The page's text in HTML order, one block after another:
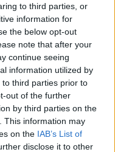
to third parties, or
information for
the below opt-out
note that after your
continue seeing
information utilized by
third parties prior to
out of the further
by third parties on the
This information may
on the IAB’s List of
disclose it to other
2 δισ. ευρώ ανοίγει
Ελλάδος:
της ΔΕΗ για την
στην πολωνική αγορά